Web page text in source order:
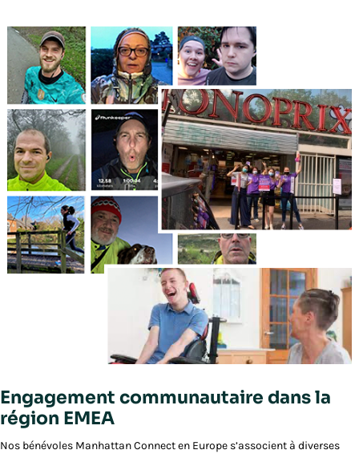
Engagement communautaire dans la
région EMEA
Nos bénévoles Manhattan Connect en Europe s’associent à diverses